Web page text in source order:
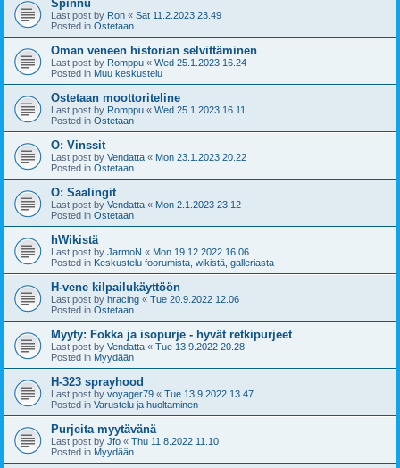
Spinnu
Last post by Ron « Sat 11.2.2023 23.49
Posted in Ostetaan
Oman veneen historian selvittäminen
Last post by Romppu « Wed 25.1.2023 16.24
Posted in Muu keskustelu
Ostetaan moottoriteline
Last post by Romppu « Wed 25.1.2023 16.11
Posted in Ostetaan
O: Vinssit
Last post by Vendatta « Mon 23.1.2023 20.22
Posted in Ostetaan
O: Saalingit
Last post by Vendatta « Mon 2.1.2023 23.12
Posted in Ostetaan
hWikistä
Last post by JarmoN « Mon 19.12.2022 16.06
Posted in Keskustelu foorumista, wikistä, galleriasta
H-vene kilpailukäyttöön
Last post by hracing « Tue 20.9.2022 12.06
Posted in Ostetaan
Myyty: Fokka ja isopurje - hyvät retkipurjeet
Last post by Vendatta « Tue 13.9.2022 20.28
Posted in Myydään
H-323 sprayhood
Last post by voyager79 « Tue 13.9.2022 13.47
Posted in Varustelu ja huoltaminen
Purjeita myytävänä
Last post by Jfo « Thu 11.8.2022 11.10
Posted in Myydään